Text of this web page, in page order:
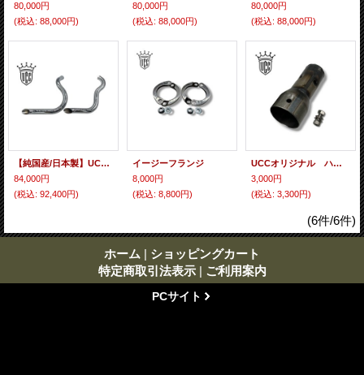
80,000円
(税込: 88,000円)
80,000円
(税込: 88,000円)
80,000円
(税込: 88,000円)
【純国産/日本製】UCCオリジナル ショートドラッグパイプ（SDP）マフラー
84,000円
(税込: 92,400円)
イージーフランジ
8,000円
(税込: 8,800円)
UCCオリジナル ハーレーUCCマフラー（1-3/4）用 ドリルドサイレンサー 1個売り
3,000円
(税込: 3,300円)
(6件/6件)
ホーム | ショッピングカート
特定商取引法表示 | ご利用案内
PCサイト